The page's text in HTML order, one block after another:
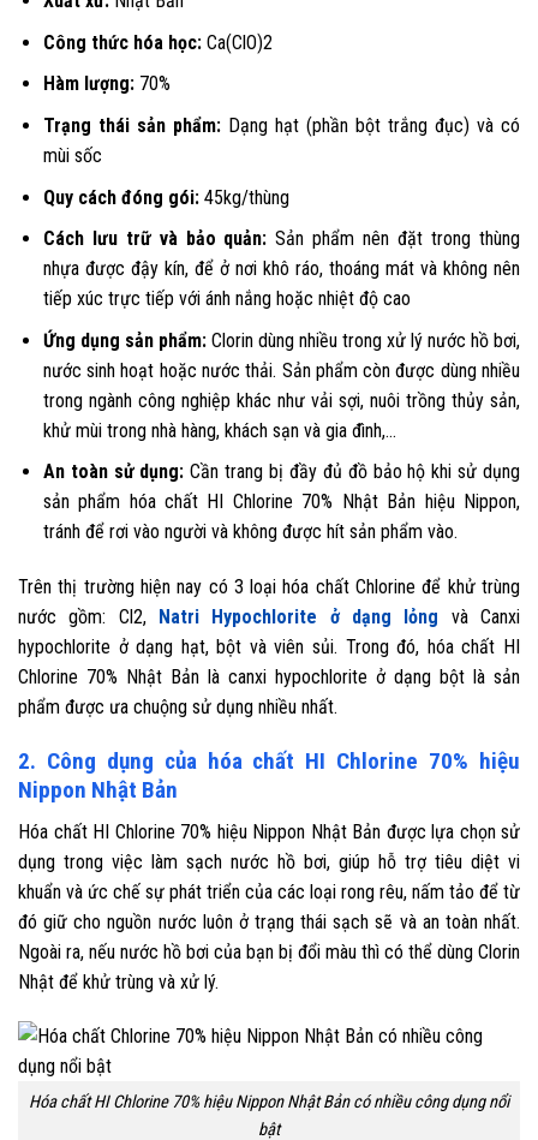
Công thức hóa học:Ca(ClO)2
Hàm lượng: 70%
Trạng thái sản phẩm: Dạng hạt (phần bột trắng đục) và có
mùi sốc
Quy cách đóng gói: 45kg/thùng
Cách lưu trữ và bảo quản:Sản phẩm nên đặt trong thùng
nhựa được đậy kín, để ở nơi khô ráo, thoáng mát và không nên
tiếp xúc trực tiếp với ánh nắng hoặc nhiệt độ cao
Ứng dụng sản phẩm: Clorin dùngnhiều trong xử lý nước hồ bơi,
nước sinh hoạt hoặc nước thải. Sản phẩm còn được dùng nhiều
trong ngành công nghiệp khác như vải sợi, nuôi trồng thủy sản,
khử mùi trong nhà hàng, khách sạn và gia đình,…
An toàn sử dụng: Cần trang bị đầy đủ đồ bảo hộ khi sử dụng
sản phẩm hóa chất HI Chlorine 70% Nhật Bản hiệu Nippon,
tránh để rơi vào người và không được hít sản phẩm vào.
Trên thị trường hiện nay có 3 loại hóa chất Chlorine để khử trùng
nước gồm: Cl2, Natri Hypochlorite ở dạng lỏng và Canxi
hypochlorite ở dạng hạt, bột và viên sủi. Trong đó, hóa chất HI
Chlorine 70% Nhật Bản là canxi hypochlorite ở dạng bột là sản
phẩm được ưa chuộng sử dụng nhiều nhất.
2. Công dụng của hóa chất HI Chlorine 70% hiệu
Nippon Nhật Bản
Hóa chất HI Chlorine 70% hiệu Nippon Nhật Bản được lựa chọn sử
dụng trong việc làm sạch nước hồ bơi, giúp hỗ trợ tiêu diệt vi
khuẩn và ức chế sự phát triển của các loại rong rêu, nấm tảo để từ
đó giữ cho nguồn nước luôn ở trạng thái sạch sẽ và an toàn nhất.
Ngoài ra, nếu nước hồ bơi của bạn bị đổi màu thì có thể dùng Clorin
Nhật để khử trùng và xử lý.
Hóa chất HI Chlorine 70% hiệu Nippon Nhật Bản có nhiều công dụng nổi
bật